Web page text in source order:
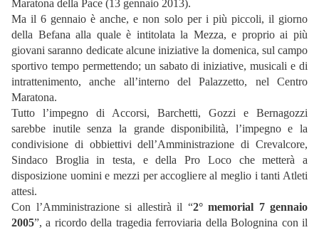
Maratona della Pace (13 gennaio 2013).
Ma il 6 gennaio è anche, e non solo per i più piccoli, il giorno
della Befana alla quale è intitolata la Mezza, e proprio ai più
giovani saranno dedicate alcune iniziative la domenica, sul campo
sportivo tempo permettendo; un sabato di iniziative, musicali e di
intrattenimento, anche all’interno del Palazzetto, nel Centro
Maratona.
Tutto l’impegno di Accorsi, Barchetti, Gozzi e Bernagozzi
sarebbe inutile senza la grande disponibilità, l’impegno e la
condivisione di obbiettivi dell’Amministrazione di Crevalcore,
Sindaco Broglia in testa, e della Pro Loco che metterà a
disposizione uomini e mezzi per accogliere al meglio i tanti Atleti
attesi.
Con l’Amministrazione si allestirà il “2° memorial 7 gennaio
2005”, a ricordo della tragedia ferroviaria della Bolognina con il